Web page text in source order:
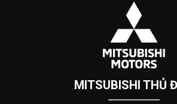
MITSUBISHI THỦ